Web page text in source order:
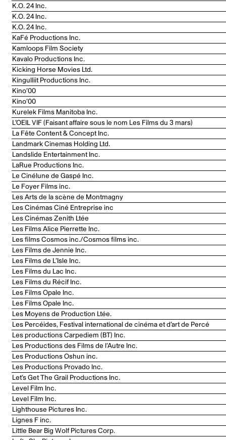
K.O. 24 Inc.
K.O. 24 Inc.
K.O. 24 Inc.
KaFé Productions Inc.
Kamloops Film Society
Kavalo Productions Inc.
Kicking Horse Movies Ltd.
Kingulliit Productions Inc.
Kino’00
Kino’00
Kurelek Films Manitoba Inc.
L’OEIL VIF (Faisant affaire sous le nom Les Films du 3 mars)
La Fête Content & Concept Inc.
Landmark Cinemas Holding Ltd.
Landslide Entertainment Inc.
LaRue Productions Inc.
Le Cinélune de Gaspé Inc.
Le Foyer Films inc.
Les Arts de la scène de Montmagny
Les Cinémas Ciné Entreprise inc
Les Cinémas Zenith Ltée
Les Films Alice Pierrette Inc.
Les films Cosmos inc./Cosmos films inc.
Les Films de Jennie Inc.
Les Films de L’Isle Inc.
Les Films du Lac Inc.
Les Films du Récif Inc.
Les Films Opale Inc.
Les Films Opale Inc.
Les Moyens de Production Ltée.
Les Percéides, Festival international de cinéma et d’art de Percé
Les productions Carpediem (BT) Inc.
Les Productions des Films de l’Autre Inc.
Les Productions Oshun inc.
Les Productions Provado Inc.
Let’s Get The Grail Productions Inc.
Level Film Inc.
Level Film Inc.
Lighthouse Pictures Inc.
Lignes F inc.
Little Bear Big Wolf Pictures Corp.